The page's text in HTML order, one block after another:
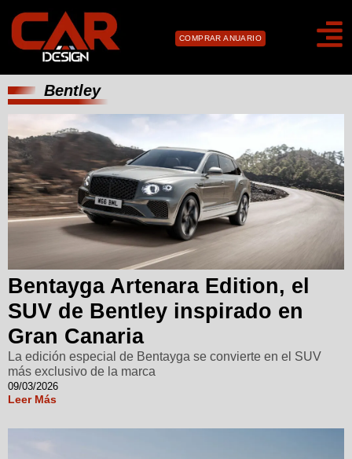
COMPRAR ANUARIO
Bentley
Bentayga Artenara Edition, el
SUV de Bentley inspirado en
Gran Canaria
La edición especial de Bentayga se convierte en el SUV
más exclusivo de la marca
09/03/2026
Leer Más